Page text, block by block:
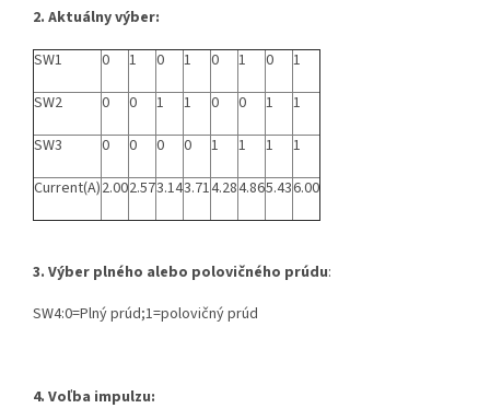
2. Aktuálny výber:
SW1
0 1 0 1 0 1 0
1
SW2
0 0 1 1 0 0 1
1
SW3
0 0 0 0 1 1 1
1
Current(A)2.002.573.143.714.284.865.436.00
3. Výber plného alebo polovičného prúdu:
SW4:0=Plný prúd;1=polovičný prúd
4. Voľba impulzu: